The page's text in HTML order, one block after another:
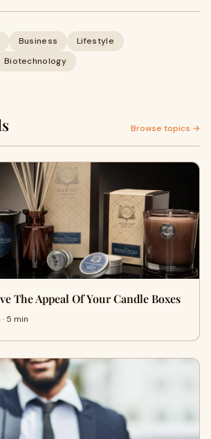
Business
Lifestyle
Biotechnology
Browse topics →
The Appeal Of Your Candle Boxes
5 min